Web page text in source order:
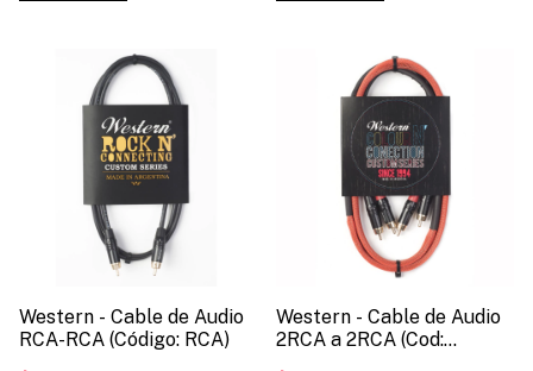
Western - Cable de Audio
RCA-RCA (Código: RCA)
Western - Cable de Audio
2RCA a 2RCA (Cod: